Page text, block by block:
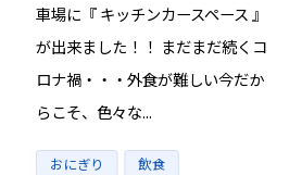
車場に『 キッチンカースペース 』
が出来ました！！ まだまだ続くコ
ロナ禍・・・外食が難しい今だか
らこそ、色々な...
Tags
おにぎり 飲食